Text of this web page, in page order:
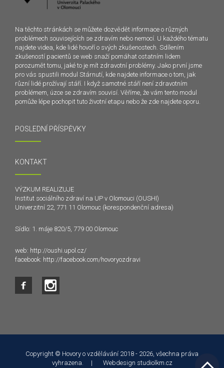
Na těchto stránkách se můžete dozvědět informace o různých
problémech souvisejících se zdravím nebo nemocí. U každého tématu
najdete videa, kde lidé hovoří o svých zkušenostech. Sdílením
zkušeností pacientů se web snaží pomáhat ostatním lidem
porozumět tomu, jaké to je mít zdravotní problémy. Jako první jsme
pro vás spustili modul Stárnutí, kde najdete informace o tom, jak
různí lidé prožívají stáří. I když samotné stáří není zdravotním
problémem, úzce se zdravím souvisí. Věříme, že vám tento modul
pomůže lépe pochopit tuto životní etapu nebo že zde najdete oporu.
POSLEDNÍ PŘÍSPĚVKY
KONTAKT
VÝZKUM REALIZUJE
Institut sociálního zdraví na UP v Olomouci (OUSHI)
Univerzitní 22, 771 11 Olomouc (korespondenční adresa)
Sídlo: 1. máje 820/5, 779 00 Olomouc
web: http://oushi.upol.cz/
facebook: http://facebook.com/hovoryozdravi
Copyright © Hovory o vzdělávání 2018 - 2026, všechna práva
vyhrazena. | Webdesign studiolkm.cz
souhlasíte.
Souhlasím